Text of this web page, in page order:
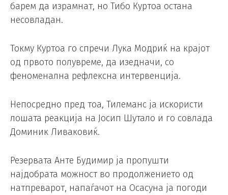
барем да израмнат, но Тибо Куртоа остана
несовладан.
Токму Куртоа го спречи Лука Модриќ на крајот
од првото полувреме, да изедначи, со
феноменална рефлексна интервенција.
Непосредно пред тоа, Тилеманс ја искористи
лошата реакција на Јосип Шутало и го совлада
Доминик Ливаковиќ.
Резервата Анте Будимир ја пропушти
најдобрата можност во продолжението од
натпреварот, напаѓачот на Осасуна ја погоди